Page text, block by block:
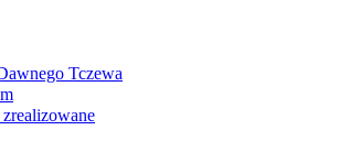
Tczewa